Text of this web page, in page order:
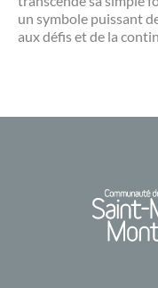
un symbole puissant
aux défis et de la